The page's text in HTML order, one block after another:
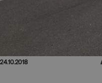
24.10.2018